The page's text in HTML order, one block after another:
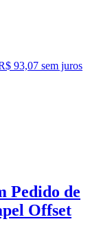
93,07 sem juros
Pedido de
Offset